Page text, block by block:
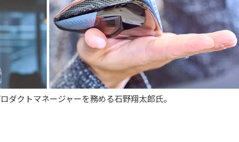
ダクトマネージャーを務める石野翔太郎氏。